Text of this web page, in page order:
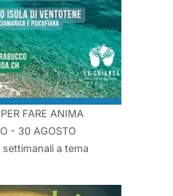
FARE ANIMA
- 30 AGOSTO
settimanali a tema